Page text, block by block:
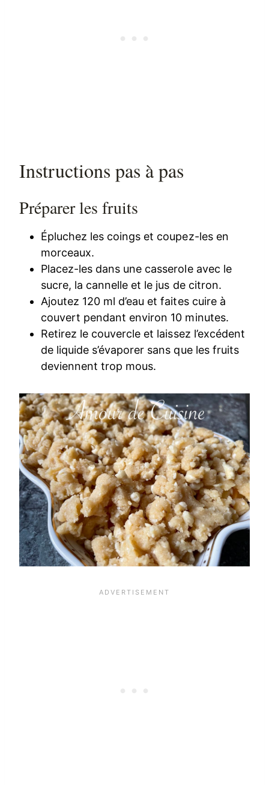
Instructions pas à pas
Préparer les fruits
Épluchez les coings et coupez-les en
morceaux.
Placez-les dans une casserole avec le
sucre, la cannelle et le jus de citron.
Ajoutez 120 ml d’eau et faites cuire à
couvert pendant environ 10 minutes.
Retirez le couvercle et laissez l’excédent
de liquide s’évaporer sans que les fruits
deviennent trop mous.